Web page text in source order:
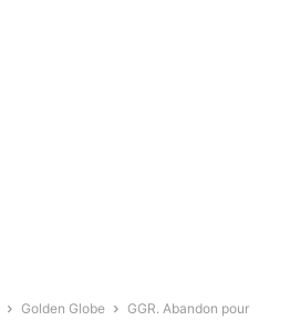
Golden Globe
GGR. Abandon pour